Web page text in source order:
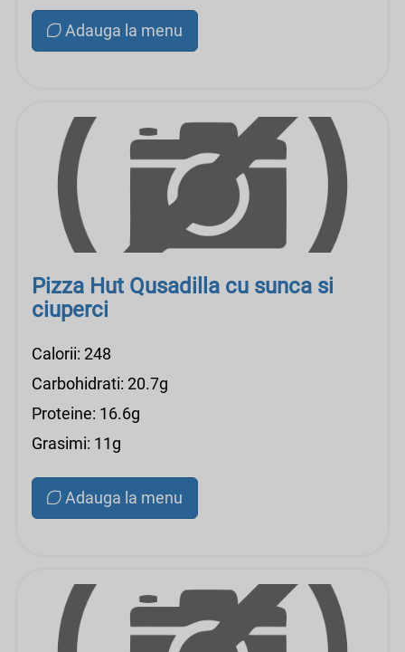
Adauga la menu
Pizza Hut Qusadilla cu sunca si
ciuperci
Calorii: 248
Carbohidrati: 20.7g
Proteine: 16.6g
Grasimi: 11g
Adauga la menu